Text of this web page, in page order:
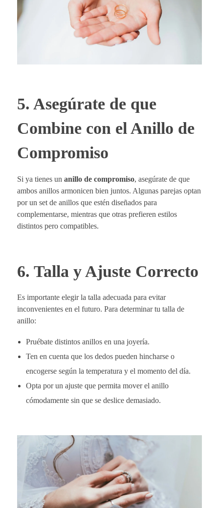
5. Asegúrate de que
Combine con el Anillo de
Compromiso
Si ya tienes un anillo de compromiso, asegúrate de que
ambos anillos armonicen bien juntos. Algunas parejas optan
por un set de anillos que estén diseñados para
complementarse, mientras que otras prefieren estilos
distintos pero compatibles.
6. Talla y Ajuste Correcto
Es importante elegir la talla adecuada para evitar
inconvenientes en el futuro. Para determinar tu talla de
anillo:
Pruébate distintos anillos en una joyería.
Ten en cuenta que los dedos pueden hincharse o
encogerse según la temperatura y el momento del día.
Opta por un ajuste que permita mover el anillo
cómodamente sin que se deslice demasiado.